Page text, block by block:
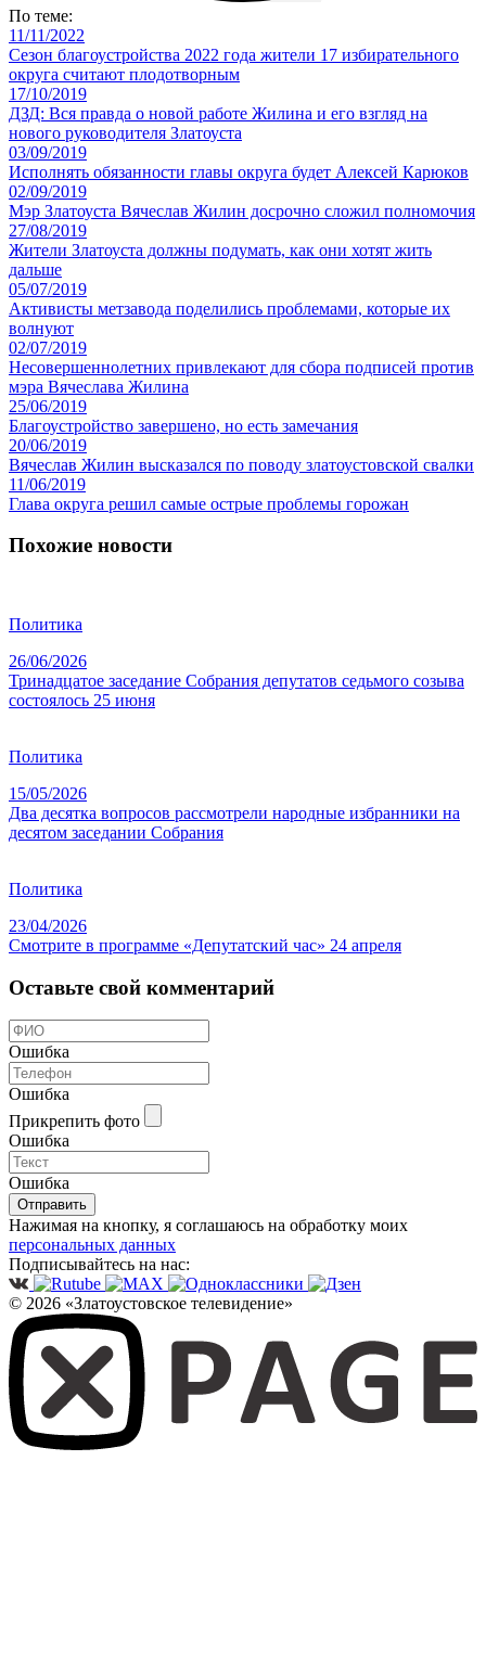
По теме:
11/11/2022
Сезон благоустройства 2022 года жители 17 избирательного
округа считают плодотворным
17/10/2019
ДЗД: Вся правда о новой работе Жилина и его взгляд на
нового руководителя Златоуста
03/09/2019
Исполнять обязанности главы округа будет Алексей Карюков
02/09/2019
Мэр Златоуста Вячеслав Жилин досрочно сложил полномочия
27/08/2019
Жители Златоуста должны подумать, как они хотят жить
дальше
05/07/2019
Активисты метзавода поделились проблемами, которые их
волнуют
02/07/2019
Несовершеннолетних привлекают для сбора подписей против
мэра Вячеслава Жилина
25/06/2019
Благоустройство завершено, но есть замечания
20/06/2019
Вячеслав Жилин высказался по поводу златоустовской свалки
11/06/2019
Глава округа решил самые острые проблемы горожан
Похожие новости
Политика
26/06/2026
Тринадцатое заседание Собрания депутатов седьмого созыва
состоялось 25 июня
Политика
15/05/2026
Два десятка вопросов рассмотрели народные избранники на
десятом заседании Собрания
Политика
23/04/2026
Смотрите в программе «Депутатский час» 24 апреля
Оставьте свой комментарий
Ошибка
Ошибка
Прикрепить фото
Ошибка
Ошибка
Отправить
Нажимая на кнопку, я соглашаюсь на обработку моих
персональных данных
Подписывайтесь на нас:
© 2026 «Златоустовское телевидение»